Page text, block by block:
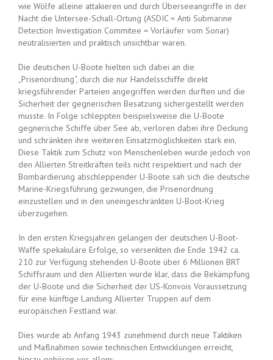
wie Wölfe alleine attakieren und durch Überseeangriffe in der
Nacht die Untersee-Schall-Ortung (ASDIC = Anti Submarine
Detection Investigation Commitee = Vorläufer vom Sonar)
neutralisierten und praktisch unsichtbar waren.
Die deutschen U-Boote hielten sich dabei an die
„Prisenordnung“, durch die nur Handelsschiffe direkt
kriegsführender Parteien angegriffen werden durften und die
Sicherheit der gegnerischen Besatzung sichergestellt werden
musste. In Folge schleppten beispielsweise die U-Boote
gegnerische Schiffe über See ab, verloren dabei ihre Deckung
und schränkten ihre weiteren Einsatzmöglichkeiten stark ein.
Diese Taktik zum Schutz von Menschenleben wurde jedoch von
den Allierten Streitkräften teils nicht respektiert und nach der
Bombardierung abschleppender U-Boote sah sich die deutsche
Marine-Kriegsführung gezwungen, die Prisenordnung
einzustellen und in den uneingeschränkten U-Boot-Krieg
überzugehen.
In den ersten Kriegsjahren gelangen der deutschen U-Boot-
Waffe spekakuläre Erfolge, so versenkten die Ende 1942 ca.
210 zur Verfügung stehenden U-Boote über 6 Millionen BRT
Schiffsraum und den Allierten wurde klar, dass die Bekämpfung
der U-Boote und die Sicherheit der US-Konvois Voraussetzung
für eine künftige Landung Allierter Truppen auf dem
europäischen Festland war.
Dies wurde ab Anfang 1943 zunehmend durch neue Taktiken
und Maßnahmen sowie technischen Entwicklungen erreicht,